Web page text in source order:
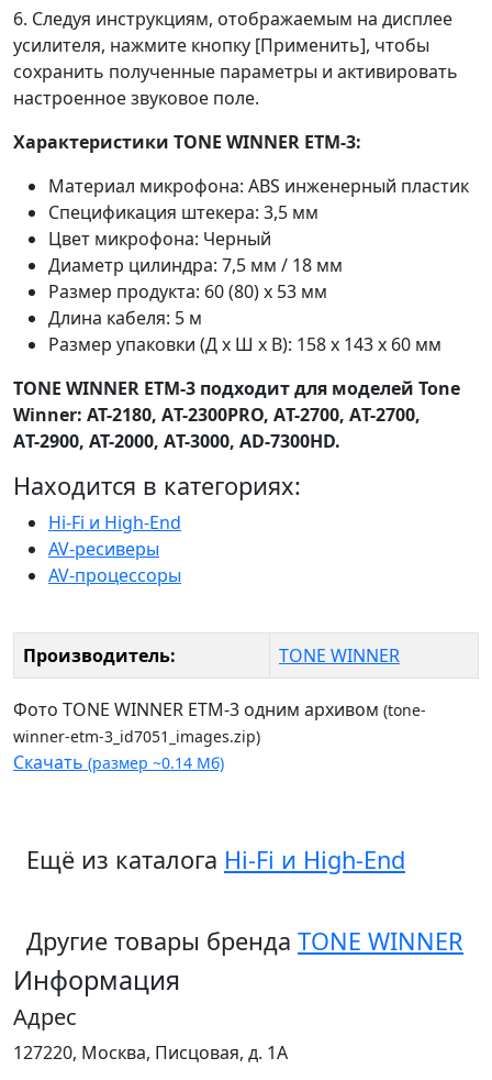
6. Следуя инструкциям, отображаемым на дисплее
усилителя, нажмите кнопку [Применить], чтобы
сохранить полученные параметры и активировать
настроенное звуковое поле.
Характеристики TONE WINNER ETM-3:
Материал микрофона: ABS инженерный пластик
Спецификация штекера: 3,5 мм
Цвет микрофона: Черный
Диаметр цилиндра: 7,5 мм / 18 мм
Размер продукта: 60 (80) х 53 мм
Длина кабеля: 5 м
Размер упаковки (Д х Ш х В): 158 х 143 х 60 мм
TONE WINNER ETM-3 подходит для моделей Tone
Winner: АТ-2180, АT-2300PRO, AТ-2700, АT-2700,
AТ-2900, AT-2000, AТ-3000, АD-7300HD.
Находится в категориях:
Hi-Fi и High-End
AV-ресиверы
AV-процессоры
Производитель: TONE WINNER
Фото TONE WINNER ETM-3 одним архивом (tone-
winner-etm-3_id7051_images.zip)
Скачать (размер ~0.14 Мб)
Ещё из каталога Hi-Fi и High-End
Другие товары бренда TONE WINNER
Информация
Адрес
127220, Москва, Писцовая, д. 1А